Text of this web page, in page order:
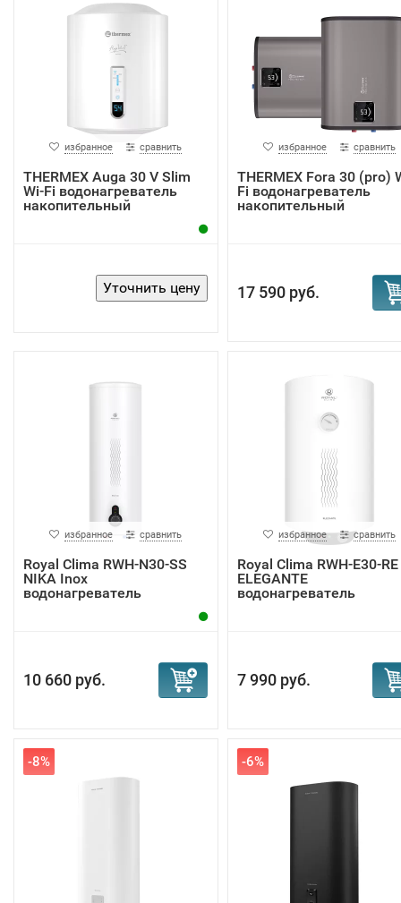
избранное сравнить
THERMEX Auga 30 V Slim
Wi-Fi водонагреватель
накопительный
избранное сравнить
THERMEX Fora 30 (pro)
Fi водонагреватель
накопительный
17 590 руб.
избранное сравнить
Royal Clima RWH-N30-SS
NIKA Inox
водонагреватель
10 660 руб.
избранное сравнить
Royal Clima RWH-E30-RE
ELEGANTE
водонагреватель
7 990 руб.
-8% -6%